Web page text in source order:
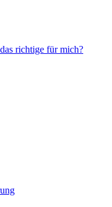
richtige für mich?